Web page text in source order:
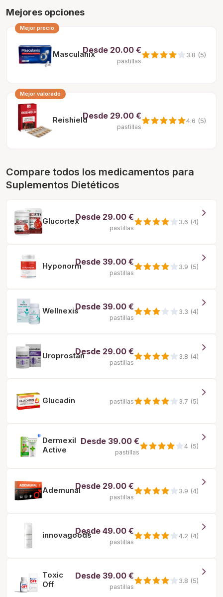
Mejores opciones
Mejor precio
MasculanixDesde 20.00 €
pastillas
3.8 (5)
Mejor valorado
ReishieldDesde 29.00 €
pastillas
4.6 (5)
Compare todos los medicamentos para
Suplementos Dietéticos
GlucortexDesde 29.00 €
pastillas
3.6 (4)
HyponormDesde 39.00 €
pastillas
3.9 (5)
WellnexisDesde 39.00 €
pastillas
3.3 (4)
UroprostanDesde 29.00 €
pastillas
3.8 (4)
Glucadin pastillas 3.7 (5)
Dermexil
Active
Desde 39.00 €
pastillas
4 (5)
AdemunalDesde 29.00 €
pastillas
3.9 (4)
innovagoods
Desde 49.00 €
pastillas
4.2 (4)
Toxic
Off
Desde 39.00 €
pastillas
3.8 (5)